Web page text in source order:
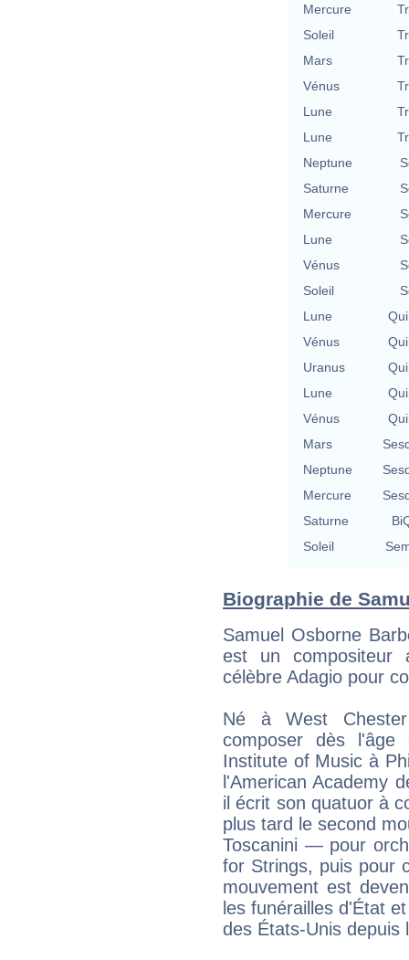
Mercure
Soleil
Mars
Vénus
Lune
Lune
Neptune
Saturne
Mercure
Lune
Vénus
Soleil
Lune
Vénus
Uranus
Lune
Vénus
Mars
Neptune
Mercure
Saturne
Soleil
Biographie de
Samuel Osborne
est un compositeur
célèbre Adagio pour
Né à West
composer dès
Institute of Music à
l'American Academy
il écrit son quatuor à
plus tard le second
Toscanini — pour
for Strings, puis pour
mouvement est
les funérailles d'État
des États-Unis depuis